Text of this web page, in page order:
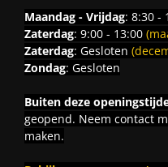
Maandag - Vrijdag: 8:30 -
Zaterdag: 9:00 - 13:00
Zaterdag: Gesloten
Zondag: Gesloten
Buiten deze
geopend. Neem contact
maken.